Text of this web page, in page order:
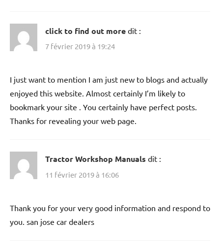
locaux directs alors que bien d’autres choses se sont
passées autour de ces usines et avant l’explosion du
dans les événements précurseurs de cette catastrophe
est encore bien dissimulé. L’IMPUNITE : un vilain défaut
qui coutera très cher à tout ceux qui savent et se taisent
depuis 63 mois !
click to find out more dit :
I just want to mention I am just new to blogs and actually
enjoyed this website. Almost certainly I’m likely to